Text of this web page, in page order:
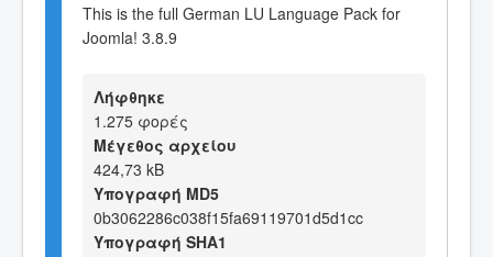
This is the full German LU Language Pack for
Joomla! 3.8.9
Λήφθηκε
1.275 φορές
Μέγεθος αρχείου
424,73 kB
Υπογραφή MD5
0b3062286c038f15fa69119701d5d1cc
Υπογραφή SHA1